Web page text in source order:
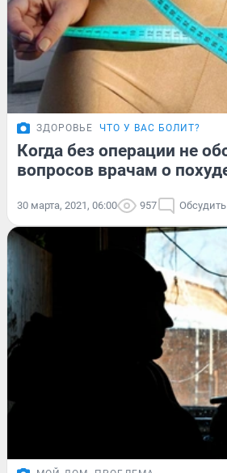
ЗДОРОВЬЕ ЧТО У ВАС БОЛИТ?
Когда без операции не
вопросов врачам о
30 марта, 2021, 06:00 957 Обсудить